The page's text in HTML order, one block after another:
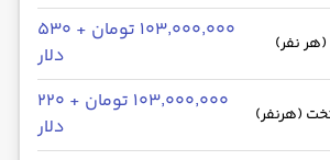
نفر)
۱۰۳٬۰۰۰٬۰۰۰ تومان + ۵۳۰
دلار
(هرنفر)
۱۰۳٬۰۰۰٬۰۰۰ تومان + ۲۲۰
دلار